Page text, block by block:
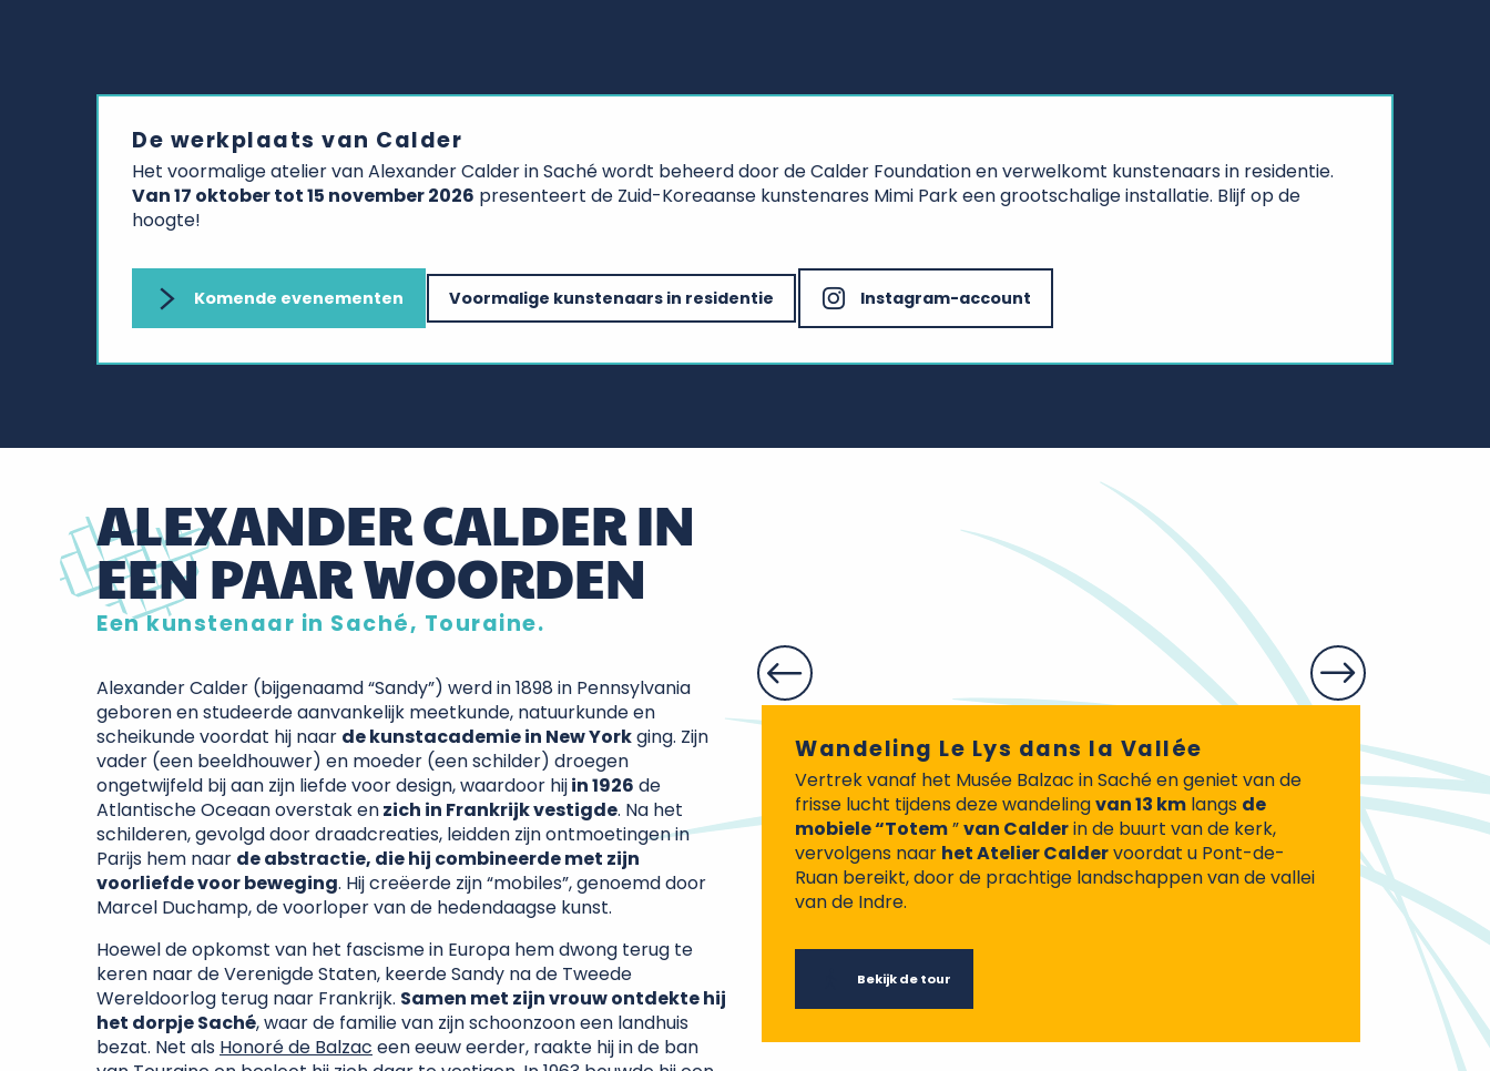
De werkplaats van Calder
Het voormalige atelier van Alexander Calder in Saché wordt beheerd door de Calder Foundation en verwelkomt kunstenaars in residentie.
Van 17 oktober tot 15 november 2026 presenteert de Zuid-Koreaanse kunstenares Mimi Park een grootschalige installatie. Blijf op de
hoogte!
Komende evenementen Voormalige kunstenaars in residentie Instagram-account
ALEXANDER CALDER IN
EEN PAAR WOORDEN
Een kunstenaar in Saché, Touraine.
Alexander Calder (bijgenaamd “Sandy”) werd in 1898 in Pennsylvania
geboren en studeerde aanvankelijk meetkunde, natuurkunde en
scheikunde voordat hij naar de kunstacademie in New Yorkging. Zijn
vader (een beeldhouwer) en moeder (een schilder) droegen
ongetwijfeld bij aan zijn liefde voor design, waardoor hijin 1926 de
Atlantische Oceaan overstak enzich in Frankrijk vestigde. Na het
schilderen, gevolgd door draadcreaties, leidden zijn ontmoetingen in
Parijs hem naar de abstractie, die hij combineerde met zijn
voorliefde voor beweging. Hij creëerde zijn “mobiles”, genoemd door
Marcel Duchamp, de voorloper van de hedendaagse kunst.
Hoewel de opkomst van het fascisme in Europa hem dwong terug te
keren naar de Verenigde Staten, keerde Sandy na de Tweede
Wereldoorlog terug naar Frankrijk. Samen met zijn vrouw ontdekte hij
het dorpje Saché, waar de familie van zijn schoonzoon een landhuis
bezat. Net als Honoré de Balzac een eeuw eerder, raakte hij in de ban
Auberge du XIIème Siècle
MUSEUM -
Saché
Wandeling Le Lys dans la Vallée
Vertrek vanaf het Musée Balzac in Saché en geniet van de
frisse lucht tijdens deze wandelingvan 13 km langs de
mobiele “Totem”van Calderin de buurt van de kerk,
vervolgens naar het Atelier Caldervoordat u Pont-de-
Ruan bereikt, door de prachtige landschappen van de vallei
van de Indre.
Bekijk de tour